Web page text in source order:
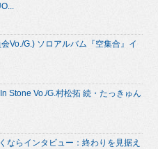
Vo./G.) ソロアルバム『空集合』イ
Stone Vo./G.村松拓 続・たっきゅん
ならインタビュー：終わりを見据え